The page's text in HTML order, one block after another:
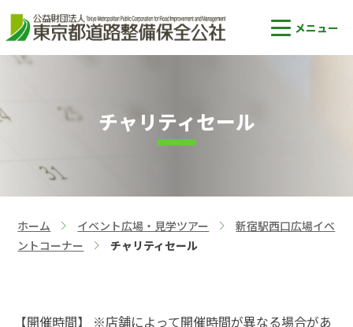
チャリティセール
ホーム
>
イベント広場・見学ツアー
新宿駅西口広場イベ
ントコーナー
チャリティセール
【開催時間】 ※店舗によって開催時間が異なる場合があ